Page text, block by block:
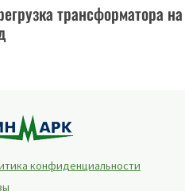
трансформатора на
конфиденциальности